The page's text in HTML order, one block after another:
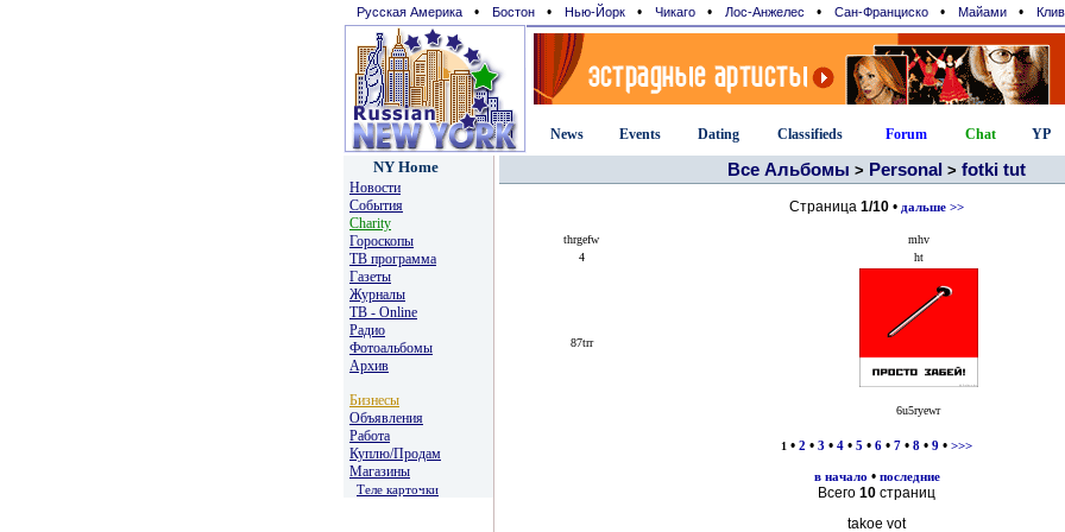
Русская Америка • Бостон • Нью-Йорк • Чикаго • Лос-Анжелес • Сан-Франциcко • Майами •
News Events Dating Classifieds Forum Chat YP
NY Home
Новости
События
Charity
Гороскопы
TВ программа
Газеты
Журналы
ТВ - Online
Радио
Фотоальбомы
Архив
Бизнесы
Объявления
Работа
Куплю/Продам
Магазины
Теле карточки
Все Альбомы > Personal > fotki tut
Страница 1/10 • дальше >>
thrgefw mhv
4
ht
87trr
6u5ryewr
1 • 2 • 3 • 4 • 5 • 6 • 7 • 8 • 9 • >>>
в начало • последние
Всего 10 страниц
takoe vot